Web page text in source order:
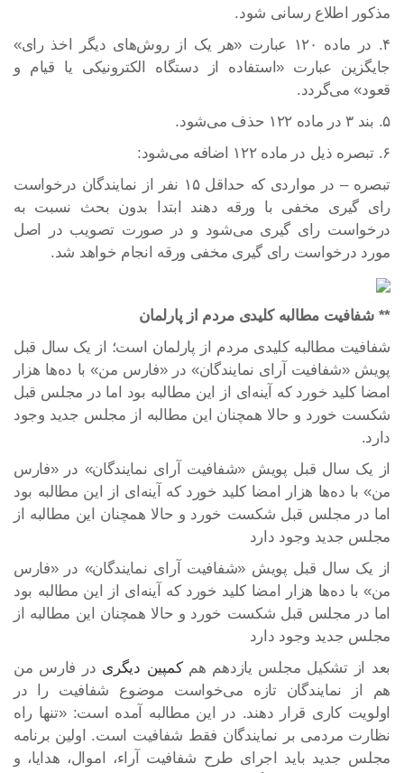
مذکور اطلاع رسانی شود.
۴. در ماده ۱۲۰ عبارت «هر یک از روش‌های دیگر اخذ رای»
جایگزین عبارت «استفاده از دستگاه الکترونیکی یا قیام و
قعود» می‌گردد.
۵. بند ۳ در ماده ۱۲۲ حذف می‌شود.
۶. تبصره ذیل در ماده ۱۲۲ اضافه می‌شود:
تبصره – در مواردی که حداقل ۱۵ نفر از نمایندگان درخواست
رای گیری مخفی با ورقه دهند ابتدا بدون بحث نسبت به
درخواست رای گیری می‌شود و در صورت تصویب در اصل
مورد درخواست رای گیری مخفی ورقه انجام خواهد شد.
** شفافیت مطالبه کلیدی مردم از پارلمان
شفافیت مطالبه کلیدی مردم از پارلمان است؛ از یک سال قبل
پویش «شفافیت آرای نمایندگان» در «فارس من» با ده‌ها هزار
امضا کلید خورد که آینه‌ای از این مطالبه بود اما در مجلس قبل
شکست خورد و حالا همچنان این مطالبه از مجلس جدید وجود
دارد.
از یک سال قبل پویش «شفافیت آرای نمایندگان» در «فارس
من» با ده‌ها هزار امضا کلید خورد که آینه‌ای از این مطالبه بود
اما در مجلس قبل شکست خورد و حالا همچنان این مطالبه از
مجلس جدید وجود دارد
از یک سال قبل پویش «شفافیت آرای نمایندگان» در «فارس
من» با ده‌ها هزار امضا کلید خورد که آینه‌ای از این مطالبه بود
اما در مجلس قبل شکست خورد و حالا همچنان این مطالبه از
مجلس جدید وجود دارد
بعد از تشکیل مجلس یازدهم همکمپین دیگری در فارس من
هم از نمایندگان تازه می‌خواست موضوع شفافیت را در
اولویت کاری قرار دهند. در این مطالبه آمده است: «تنها راه
نظارت مردمی بر نمایندگان فقط شفافیت است. اولین برنامه
مجلس جدید باید اجرای طرح شفافیت آراء، اموال، هدایا، و